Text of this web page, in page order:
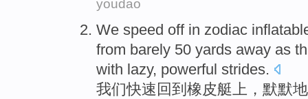
youdao
We speed off in zodiac
from barely 50 yards away as
with lazy, powerful strides.
我们快速 回到 橡皮艇上， 默默地